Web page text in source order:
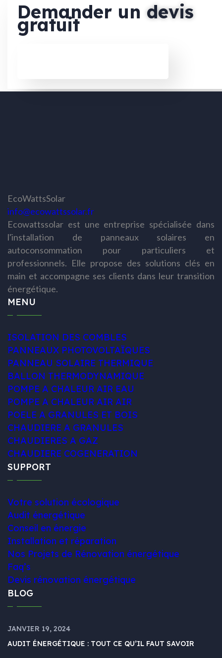
Demander un devis
gratuit
EcoWattsSolar
info@ecowattssolar.fr
Ecowattssolar est une entreprise spécialisée dans
l'installation de panneaux solaires en
autoconsommation pour particuliers et
professionnels. Elle propose des solutions clés en
main et accompagne ses clients dans leur transition
énergétique.
MENU
ISOLATION DES COMBLES
PANNEAUX PHOTOVOLTAÏQUES
PANNEAU SOLAIRE THERMIQUE
BALLON THERMODYNAMIQUE
POMPE A CHALEUR AIR EAU
POMPE A CHALEUR AIR AIR
POELE A GRANULES ET BOIS
CHAUDIERE A GRANULES
CHAUDIERES A GAZ
CHAUDIERE COGENERATION
SUPPORT
Votre solution écologique
Audit énergétique
Conseil en énergie
Installation et réparation
Nos Projets de Rénovation énergétique
Faq’s
Devis rénovation énergétique
BLOG
JANVIER 19, 2024
AUDIT ÉNERGÉTIQUE : TOUT CE QU’IL FAUT SAVOIR